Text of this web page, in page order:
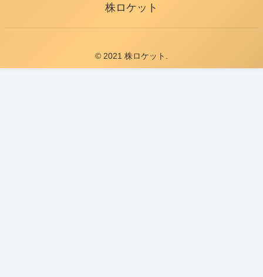
株ロケット
© 2021 株ロケット.